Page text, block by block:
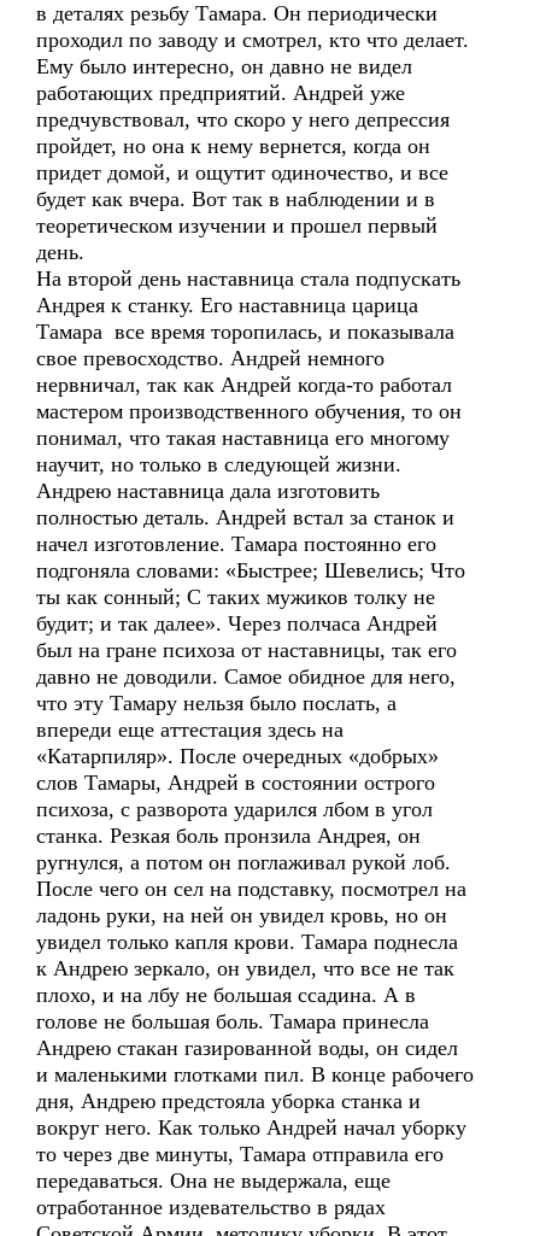
в деталях резьбу Тамара. Он периодически
проходил по заводу и смотрел, кто что делает.
Ему было интересно, он давно не видел
работающих предприятий. Андрей уже
предчувствовал, что скоро у него депрессия
пройдет, но она к нему вернется, когда он
придет домой, и ощутит одиночество, и все
будет как вчера. Вот так в наблюдении и в
теоретическом изучении и прошел первый
день.
На второй день наставница стала подпускать
Андрея к станку. Его наставница царица
Тамара все время торопилась, и показывала
свое превосходство. Андрей немного
нервничал, так как Андрей когда-то работал
мастером производственного обучения, то он
понимал, что такая наставница его многому
научит, но только в следующей жизни.
Андрею наставница дала изготовить
полностью деталь. Андрей встал за станок и
начел изготовление. Тамара постоянно его
подгоняла словами: «Быстрее; Шевелись; Что
ты как сонный; С таких мужиков толку не
будит; и так далее». Через полчаса Андрей
был на гране психоза от наставницы, так его
давно не доводили. Самое обидное для него,
что эту Тамару нельзя было послать, а
впереди еще аттестация здесь на
«Катарпиляр». После очередных «добрых»
слов Тамары, Андрей в состоянии острого
психоза, с разворота ударился лбом в угол
станка. Резкая боль пронзила Андрея, он
ругнулся, а потом он поглаживал рукой лоб.
После чего он сел на подставку, посмотрел на
ладонь руки, на ней он увидел кровь, но он
увидел только капля крови. Тамара поднесла
к Андрею зеркало, он увидел, что все не так
плохо, и на лбу не большая ссадина. А в
голове не большая боль. Тамара принесла
Андрею стакан газированной воды, он сидел
и маленькими глотками пил. В конце рабочего
дня, Андрею предстояла уборка станка и
вокруг него. Как только Андрей начал уборку
то через две минуты, Тамара отправила его
передаваться. Она не выдержала, еще
отработанное издевательство в рядах